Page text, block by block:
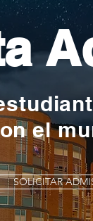
el
SOLICITAR